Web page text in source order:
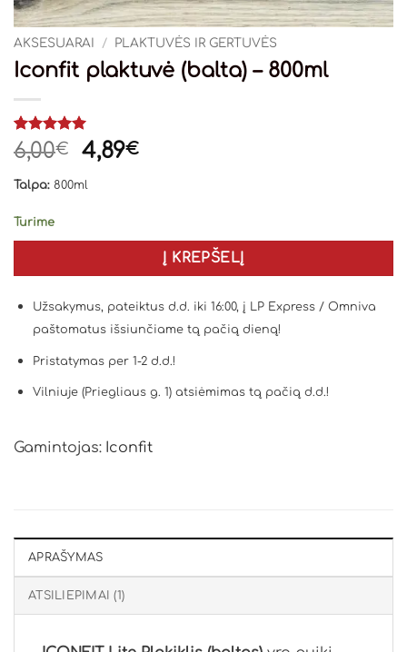
AKSESUARAI / PLAKTUVĖS IR GERTUVĖS
Iconfit plaktuvė (balta) – 800ml
Įvertinimas:
5iš 5
įvertinimų:
1
6,00€
Original
was:
4,89€Current
Talpa: 800ml
Turime
Į KREPŠELĮ
Užsakymus, pateiktus d.d. iki 16:00, į LP Express / Omniva
paštomatus išsiunčiame tą pačią dieną!
Pristatymas per 1-2 d.d.!
Vilniuje (Priegliaus g. 1) atsiėmimas tą pačią d.d.!
Gamintojas: Iconfit
APRAŠYMAS
ATSILIEPIMAI (1)